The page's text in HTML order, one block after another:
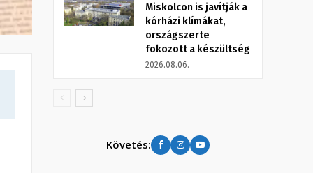
Miskolcon is javítják a
kórházi klímákat,
országszerte
fokozott a készültség
2026.08.06.
Követés: